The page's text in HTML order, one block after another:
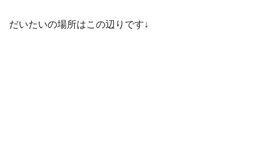
だいたいの場所はこの辺りです↓